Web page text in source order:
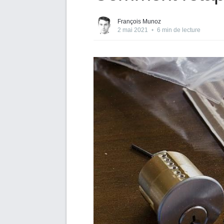
François Munoz
2 mai 2021 • 6 min de lecture